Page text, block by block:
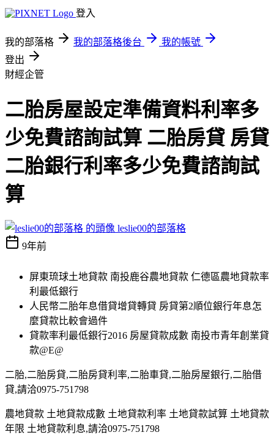
登入
我的部落格 我的部落格後台
我的帳號
登出
財經企管
二胎房屋設定準備資料利率多
少免費諮詢試算 二胎房貸 房貸
二胎銀行利率多少免費諮詢試
算
leslie00的部落格
9年前
屏東琉球土地貸款 南投鹿谷農地貸款 仁德區農地貸款率
利最低銀行
人民幣二胎年息借貸增貸轉貸 房貸第2順位銀行年息怎
麼貸款比較會過件
貸款率利最低銀行2016 房屋貸款成數 南投市青年創業貸
款@E@
二胎,二胎房貸,二胎房貸利率,二胎車貸,二胎房屋銀行,二胎借
貸,請洽0975-751798
農地貸款 土地貸款成數 土地貸款利率 土地貸款試算 土地貸款
年限 土地貸款利息,請洽0975-751798